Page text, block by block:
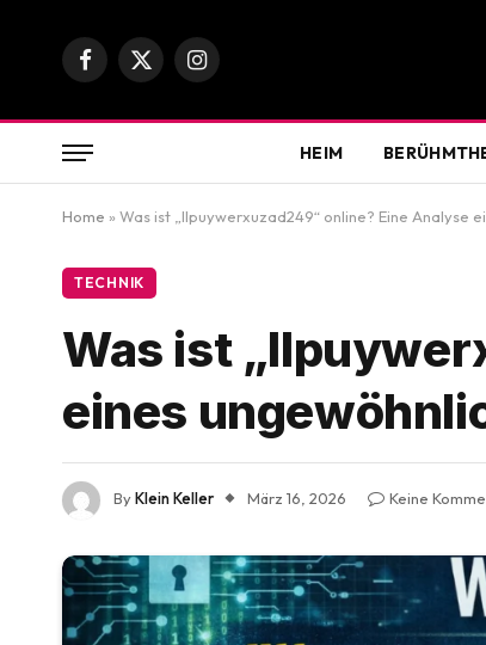
Facebook
X
Instagram
HEIM
Home » Was ist „llpuywerxuzad249“ online? Eine Analyse
TECHNIK
Was ist
eines
ByKlein Keller März 16, 2026 Keine